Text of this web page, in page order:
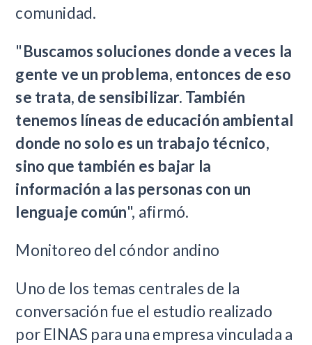
comunidad.
"Buscamos soluciones donde a veces la
gente ve un problema, entonces de eso
se trata, de sensibilizar. También
tenemos líneas de educación ambiental
donde no solo es un trabajo técnico,
sino que también es bajar la
información a las personas con un
lenguaje común", afirmó.
Monitoreo del cóndor andino
Uno de los temas centrales de la
conversación fue el estudio realizado
por EINAS para una empresa vinculada a